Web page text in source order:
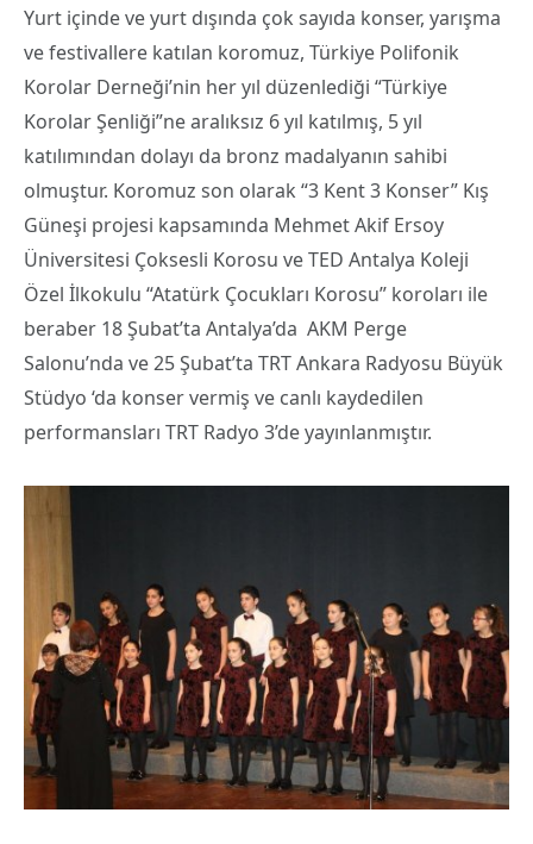
Yurt içinde ve yurt dışında çok sayıda konser, yarışma
ve festivallere katılan koromuz, Türkiye Polifonik
Korolar Derneği’nin her yıl düzenlediği “Türkiye
Korolar Şenliği”ne aralıksız 6 yıl katılmış, 5 yıl
katılımından dolayı da bronz madalyanın sahibi
olmuştur. Koromuz son olarak “3 Kent 3 Konser” Kış
Güneşi projesi kapsamında Mehmet Akif Ersoy
Üniversitesi Çoksesli Korosu ve TED Antalya Koleji
Özel İlkokulu “Atatürk Çocukları Korosu” koroları ile
beraber 18 Şubat’ta Antalya’da AKM Perge
Salonu’nda ve 25 Şubat’ta TRT Ankara Radyosu Büyük
Stüdyo ‘da konser vermiş ve canlı kaydedilen
performansları TRT Radyo 3’de yayınlanmıştır.